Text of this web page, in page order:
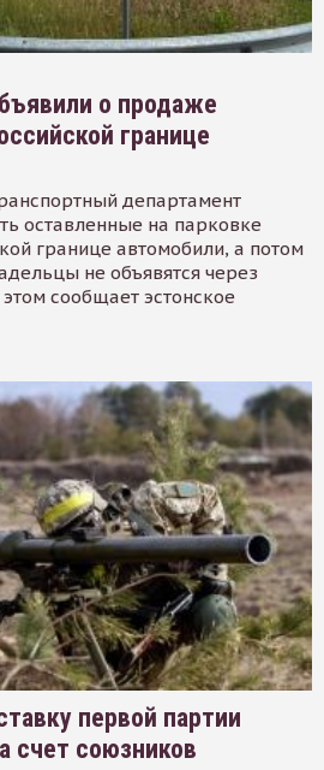
о продаже
границе
департамент
оставленные на парковке
границе автомобили, а потом
не объявятся через
сообщает эстонское
первой партии
счет союзников